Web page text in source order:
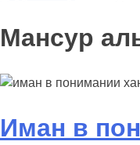
Мансур
Иман в